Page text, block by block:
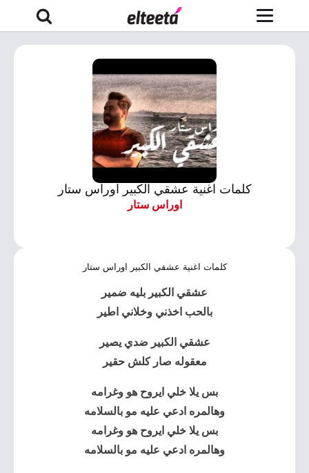
كلمات اغنية عشقي الكبير اوراس ستار
اوراس ستار
كلمات اغنية عشقي الكبير اوراس ستار
عشقي الكبير بليه ضمير
بالحب اخذني وخلاني اطير
عشقي الكبير ضدي يصير
معقوله صار كلش حقير
بس يلا خلي ايروح هو وغرامه
وهالمره ادعي عليه مو بالسلامه
بس يلا خلي ايروح هو وغرامه
وهالمره ادعي عليه مو بالسلامه